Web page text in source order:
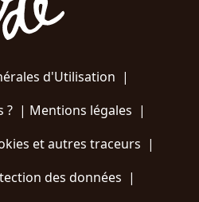
d'Utilisation |
?| Mentions légales |
et autres traceurs |
des données |